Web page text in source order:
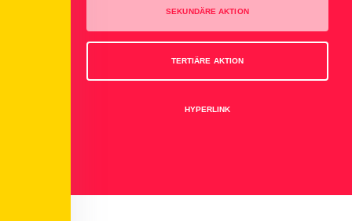
SEKUNDÄRE AKTION
TERTIÄRE AKTION
HYPERLINK